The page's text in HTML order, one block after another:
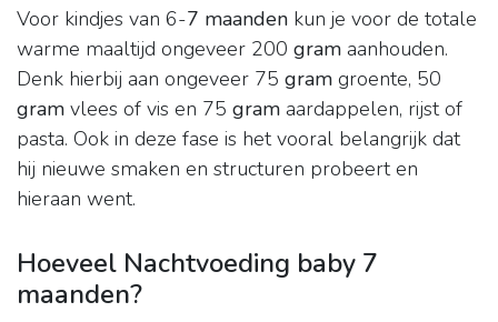
Voor kindjes van 6-7 maanden kun je voor de totale
warme maaltijd ongeveer 200 gram aanhouden.
Denk hierbij aan ongeveer 75 gram groente, 50
gram vlees of vis en 75 gram aardappelen, rijst of
pasta. Ook in deze fase is het vooral belangrijk dat
hij nieuwe smaken en structuren probeert en
hieraan went.
Hoeveel Nachtvoeding baby 7
maanden?